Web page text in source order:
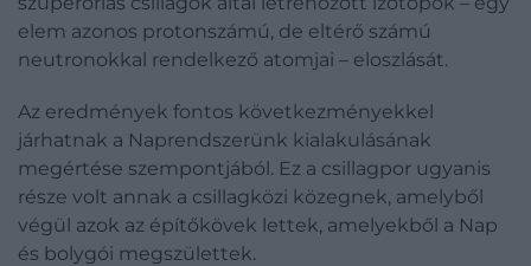
elem azonos protonszámú, de eltérő számú
neutronokkal rendelkező atomjai – eloszlását.
Az eredmények fontos következményekkel
járhatnak a Naprendszerünk kialakulásának
megértése szempontjából. Ez a csillagpor ugyanis
része volt annak a csillagközi közegnek, amelyből
végül azok az építőkövek lettek, amelyekből a Nap
és bolygói megszülettek.